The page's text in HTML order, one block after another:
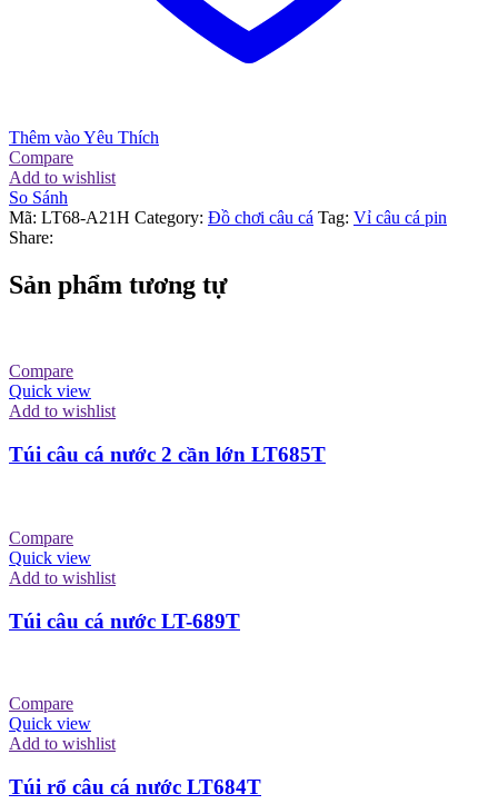
Thêm vào Yêu Thích
Compare
Add to wishlist
So Sánh
Mã: LT68-A21H Category: Đồ chơi câu cá Tag: Vỉ câu cá pin
Share:
Sản phẩm tương tự
Compare
Quick view
Add to wishlist
Túi câu cá nước 2 cần lớn LT685T
Compare
Quick view
Add to wishlist
Túi câu cá nước LT-689T
Compare
Quick view
Add to wishlist
Túi rổ câu cá nước LT684T